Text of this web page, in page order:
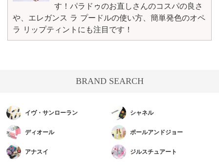
す！パラドゥのお直しさんのコスパの良さ
や、エレガンス ラ プードルの使い方、簡単発色のオペ
ラ リップティントにも注目です！
BRAND SEARCH
イヴ・サンローラン シャネル
ディオール ポールアンドジョー
アナスイ ジルスチュアート